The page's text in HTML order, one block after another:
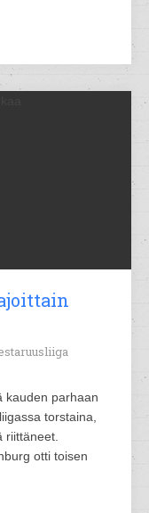
kauden parhaan
torstaina,
riittäneet.
otti toisen